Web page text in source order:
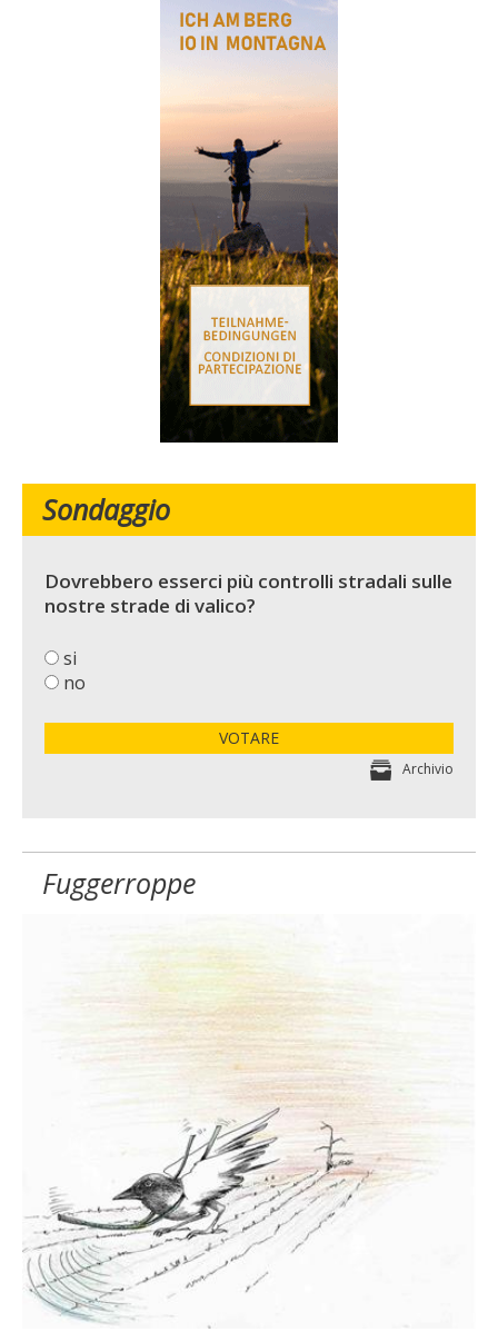
Sondaggio
Dovrebbero esserci più controlli stradali sulle
nostre strade di valico?
si
no
VOTARE
Archivio
Fuggerroppe